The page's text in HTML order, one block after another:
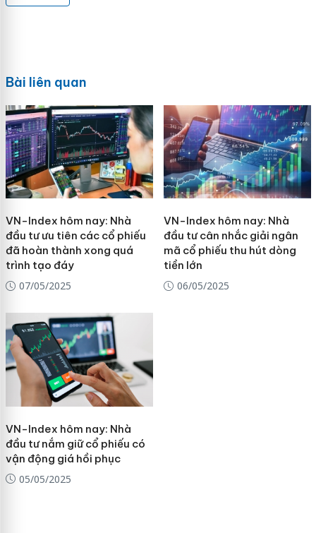
Bài liên quan
VN-Index hôm nay: Nhà
đầu tư ưu tiên các cổ phiếu
đã hoàn thành xong quá
trình tạo đáy
07/05/2025
VN-Index hôm nay: Nhà
đầu tư cân nhắc giải ngân
mã cổ phiếu thu hút dòng
tiền lớn
06/05/2025
VN-Index hôm nay: Nhà
đầu tư nắm giữ cổ phiếu có
vận động giá hồi phục
05/05/2025